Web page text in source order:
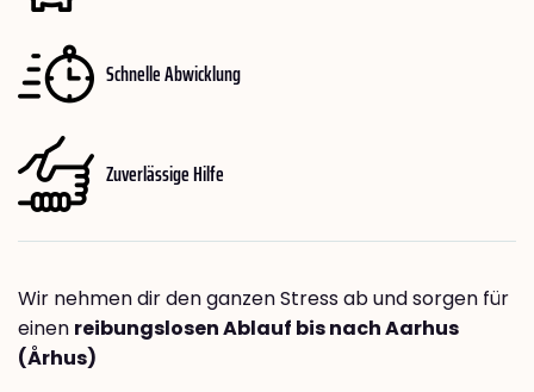
Schnelle Abwicklung
Zuverlässige Hilfe
Wir nehmen dir den ganzen Stress ab und sorgen für
einen reibungslosen Ablauf bis nach Aarhus
(Århus)